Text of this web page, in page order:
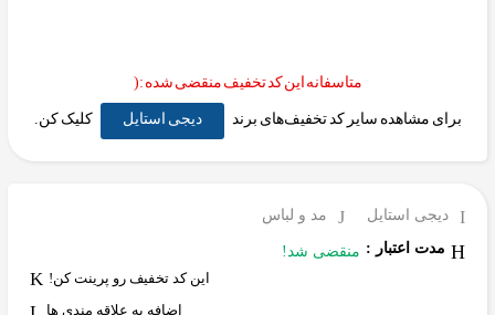
متاسفانه این کد تخفیف منقضی شده :(
برای مشاهده سایر کد تخفیف‌های برند دیجی استایل کلیک کن.
دیجی استایل
مد و لباس
مدت اعتبار : منقضی شد!
این کد تخفیف رو پرینت کن!
اضافه به علاقه مندی ها